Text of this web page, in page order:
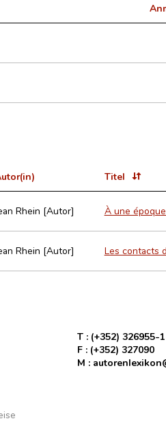
Titel
Rhein [Autor] À une
Rhein [Autor] Les contacts
T : (+352) 326955-1
F : (+352) 327090
M :